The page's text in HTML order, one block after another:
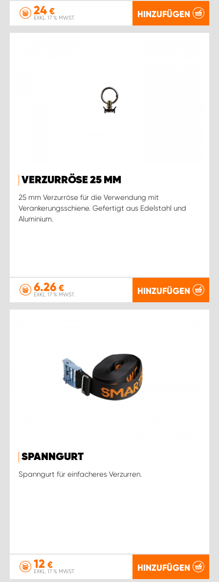
24 €
EXKL. 17 % MWST. HINZUFÜGEN
VERZURRÖSE 25 MM
25 mm Verzurröse für die Verwendung mit
Verankerungsschiene. Gefertigt aus Edelstahl und
Aluminium.
6.26 €
EXKL. 17 % MWST. HINZUFÜGEN
SPANNGURT
Spanngurt für einfacheres Verzurren.
12 €
EXKL. 17 % MWST. HINZUFÜGEN